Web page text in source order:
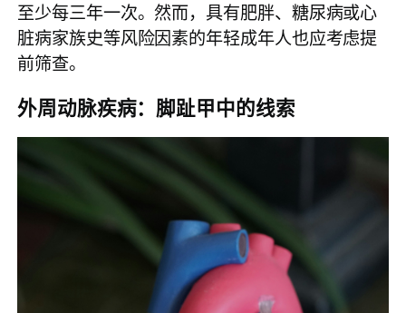
至少每三年一次。然而，具有肥胖、糖尿病或心
脏病家族史等风险因素的年轻成年人也应考虑提
前筛查。
外周动脉疾病：脚趾甲中的线索